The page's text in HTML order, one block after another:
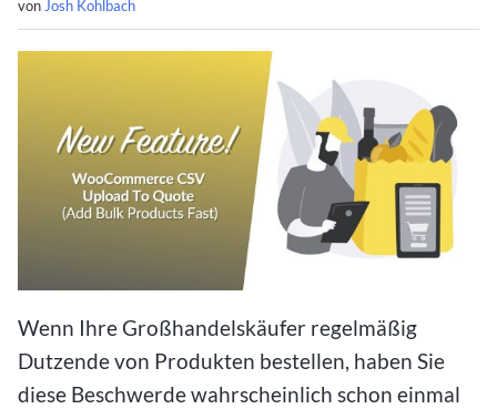
von Josh Kohlbach
Wenn Ihre Großhandelskäufer regelmäßig
Dutzende von Produkten bestellen, haben Sie
diese Beschwerde wahrscheinlich schon einmal